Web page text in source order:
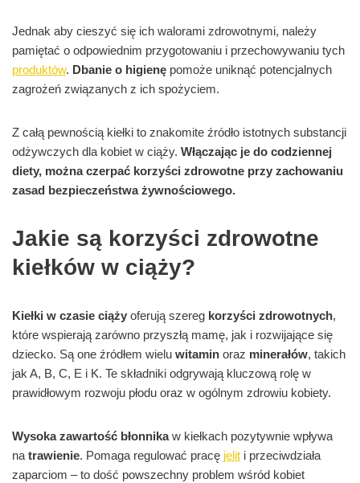
Jednak aby cieszyć się ich walorami zdrowotnymi, należy
pamiętać o odpowiednim przygotowaniu i przechowywaniu tych
produktów. Dbanie o higienę pomoże uniknąć potencjalnych
zagrożeń związanych z ich spożyciem.
Z całą pewnością kiełki to znakomite źródło istotnych substancji
odżywczych dla kobiet w ciąży. Włączając je do codziennej
diety, można czerpać korzyści zdrowotne przy zachowaniu
zasad bezpieczeństwa żywnościowego.
Jakie są korzyści zdrowotne
kiełków w ciąży?
Kiełki w czasie ciąży oferują szereg korzyści zdrowotnych,
które wspierają zarówno przyszłą mamę, jak i rozwijające się
dziecko. Są one źródłem wielu witamin oraz minerałów, takich
jak A, B, C, E i K. Te składniki odgrywają kluczową rolę w
prawidłowym rozwoju płodu oraz w ogólnym zdrowiu kobiety.
Wysoka zawartość błonnikaw kiełkach pozytywnie wpływa
na trawienie. Pomaga regulować pracę jelit i przeciwdziała
zaparciom – to dość powszechny problem wśród kobiet